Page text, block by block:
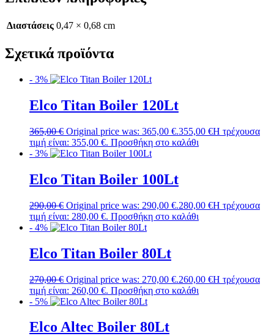
Διαστάσεις 0,47 × 0,68 cm
Σχετικά προϊόντα
- 3%
Elco Titan Boiler 120Lt
365,00€ Original price was: 365,00 €.355,00 €Η τρέχουσα
τιμή είναι: 355,00 €. Προσθήκη στο καλάθι
- 3%
Elco Titan Boiler 100Lt
290,00€ Original price was: 290,00 €.280,00 €Η τρέχουσα
τιμή είναι: 280,00 €. Προσθήκη στο καλάθι
- 4%
Elco Titan Boiler 80Lt
270,00€ Original price was: 270,00 €.260,00 €Η τρέχουσα
τιμή είναι: 260,00 €. Προσθήκη στο καλάθι
- 5%
Elco Altec Boiler 80Lt